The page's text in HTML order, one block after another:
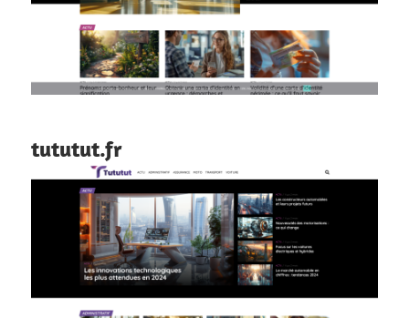
tututut.fr